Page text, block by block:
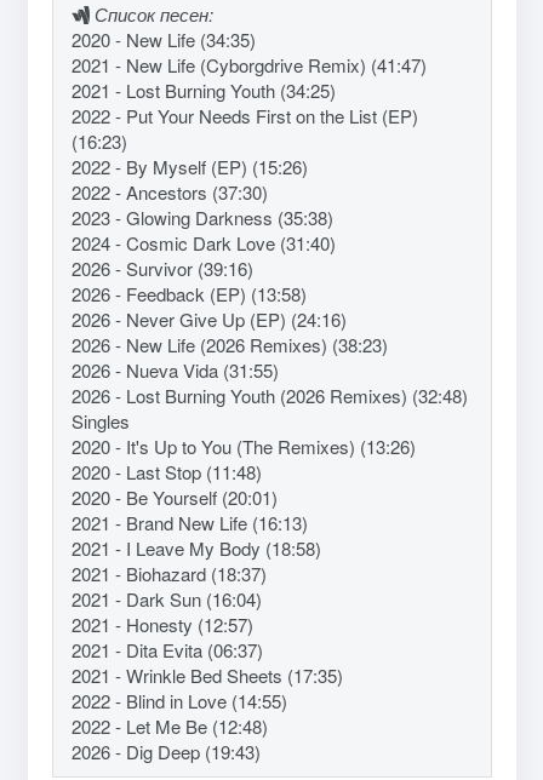
Список песен:
2020 - New Life (34:35)
2021 - New Life (Cyborgdrive Remix) (41:47)
2021 - Lost Burning Youth (34:25)
2022 - Put Your Needs First on the List (EP)
(16:23)
2022 - By Myself (EP) (15:26)
2022 - Ancestors (37:30)
2023 - Glowing Darkness (35:38)
2024 - Cosmic Dark Love (31:40)
2026 - Survivor (39:16)
2026 - Feedback (EP) (13:58)
2026 - Never Give Up (EP) (24:16)
2026 - New Life (2026 Remixes) (38:23)
2026 - Nueva Vida (31:55)
2026 - Lost Burning Youth (2026 Remixes) (32:48)
Singles
2020 - It's Up to You (The Remixes) (13:26)
2020 - Last Stop (11:48)
2020 - Be Yourself (20:01)
2021 - Brand New Life (16:13)
2021 - I Leave My Body (18:58)
2021 - Biohazard (18:37)
2021 - Dark Sun (16:04)
2021 - Honesty (12:57)
2021 - Dita Evita (06:37)
2021 - Wrinkle Bed Sheets (17:35)
2022 - Blind in Love (14:55)
2022 - Let Me Be (12:48)
2026 - Dig Deep (19:43)